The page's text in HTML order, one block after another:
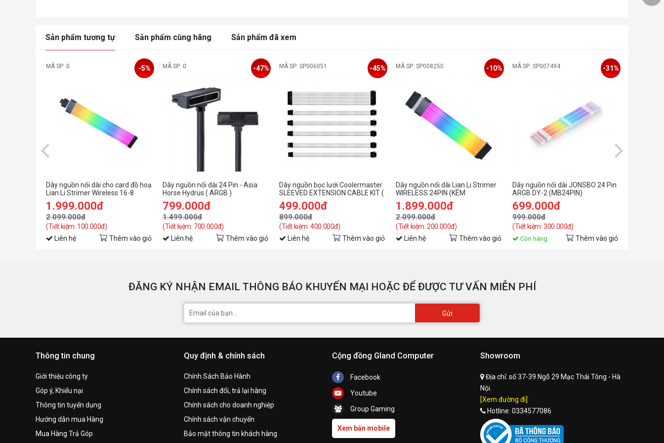
Sản phẩm tương tự Sản phẩm cùng hãng Sản phẩm đã xem
MÃ SP: 0
Dây nguồn nối dài cho card đồ hoạ
Lian Li Strimer Wireless 16-8
(PW16-81W BLACK)
1.999.000đ
2.099.000đ
(Tiết kiệm: 100.000đ)
-5%
Liên hệ Thêm vào giỏ
MÃ SP: 0
Dây nguồn nối dài 24 Pin - Asia
Horse Hydrus ( ARGB )
799.000đ
1.499.000đ
(Tiết kiệm: 700.000đ)
-47%
Liên hệ Thêm vào giỏ
MÃ SP: SP006051
Dây nguồn bọc lưới Coolermaster
SLEEVED EXTENSION CABLE KIT (
Pure White )
499.000đ
899.000đ
(Tiết kiệm: 400.000đ)
-45%
Liên hệ Thêm vào giỏ
MÃ SP: SP008250
Dây nguồn nối dài Lian Li Strimer
WIRELESS 24PIN (KÈM
CONTROLER)
1.899.000đ
2.099.000đ
(Tiết kiệm: 200.000đ)
-10%
Liên hệ Thêm vào giỏ
MÃ SP: SP007494
Dây nguồn nối dài JONSBO 24 Pin
ARGB DY-2 (MB24PIN)
699.000đ
999.000đ
(Tiết kiệm: 300.000đ)
-31%
Còn hàng Thêm vào giỏ
ĐĂNG KÝ NHẬN EMAIL THÔNG BÁO KHUYẾN MẠI HOẶC ĐỂ ĐƯỢC TƯ VẤN MIỄN PHÍ
Gửi
Thông tin chung
Giới thiệu công ty
Góp ý, Khiếu nại
Thông tin tuyển dụng
Hướng dẫn mua Hàng
Mua Hàng Trả Góp
Quy định & chính sách
Chính Sách Bảo Hành
Chính sách đổi, trả lại hàng
Chính sách cho doanh nghiệp
Chính sách vận chuyển
Bảo mật thông tin khách hàng
Cộng đồng Gland Computer
Facebook
Youtube
Group Gaming
Xem bản mobile
Showroom
Địa chỉ: số 37-39 Ngõ 29 Mạc Thái Tông - Hà
Nội.
[Xem đường đi]
Hotline: 0334577086